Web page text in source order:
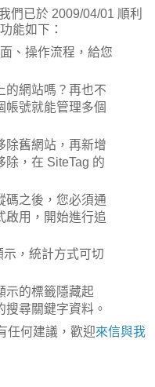
們已於 2009/04/01 順利
能如下：
、操作流程，給您
的網站嗎？再也不
帳號就能管理多個
除舊網站，再新增
除，在 SiteTag 的
碼之後，您必須通
啟用，開始進行追
示，統計方式可切
示的標籤隱藏起
尋關鍵字資料。
任何建議，歡迎來信與我